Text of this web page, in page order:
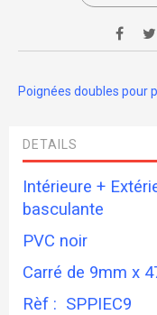
Poignées doubles pour
DETAILS
Intérieure +
basculante
PVC noir
Carré de 9mm x
Rèf : SPPIEC9